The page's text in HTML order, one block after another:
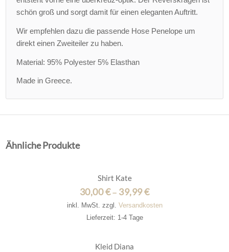
schön groß und sorgt damit für einen eleganten Auftritt.
Wir empfehlen dazu die passende Hose Penelope um
direkt einen Zweiteiler zu haben.
Material: 95% Polyester 5% Elasthan
Made in Greece.
Ähnliche Produkte
Shirt Kate
30,00€– 39,99€
inkl. MwSt. zzgl. Versandkosten
Lieferzeit: 1-4 Tage
Kleid Diana